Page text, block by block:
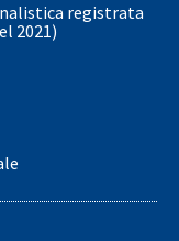
registrata
2021)